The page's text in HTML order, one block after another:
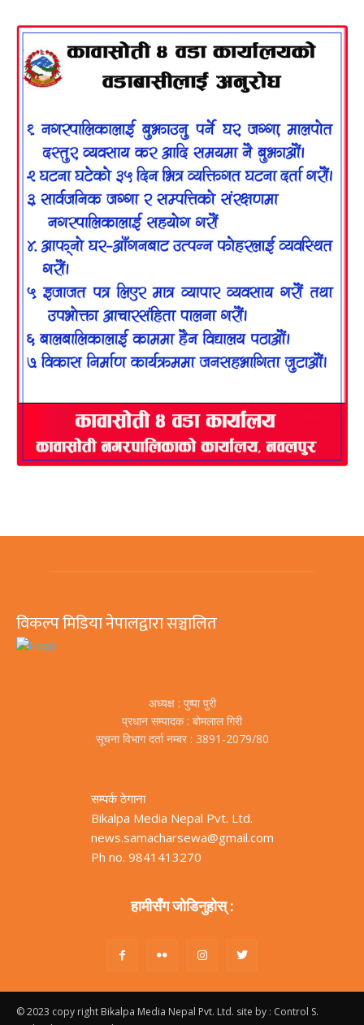
विकल्प मिडिया नेपालद्वारा सञ्चालित
अध्यक्ष : पुष्पा पुरी
प्रधान सम्पादक : बोमलाल गिरी
सूचना विभाग दर्ता नम्बर : 3891-2079/80
सम्पर्क ठेगाना
Bikalpa Media Nepal Pvt. Ltd.
news.samacharsewa@gmail.com
Ph no. 9841413270
हामीसँग जोडिनुहोस् :
© 2023 copy right Bikalpa Media Nepal Pvt. Ltd. site by : Control S.